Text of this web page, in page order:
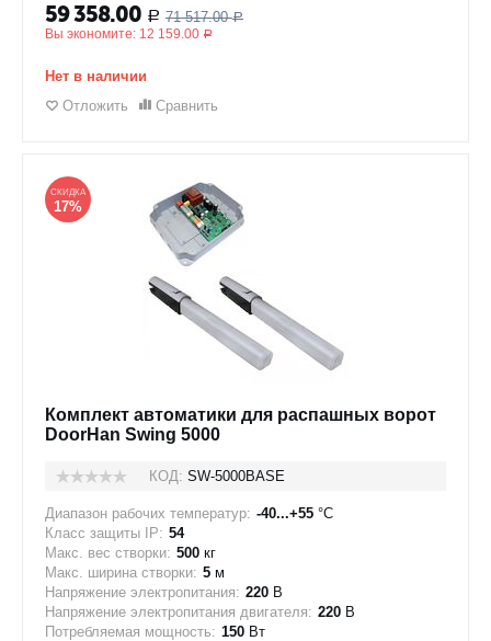
59 358.00 Р 71 517.00 Р
Вы экономите: 12 159.00 Р
Нет в наличии
Отложить
Сравнить
СКИДКА
17%
Комплект автоматики для распашных ворот
DoorHan Swing 5000
КОД: SW-5000BASE
Диапазон рабочих температур: -40...+55 °C
Класс защиты IP: 54
Макс. вес створки: 500 кг
Макс. ширина створки: 5 м
Напряжение электропитания: 220 В
Напряжение электропитания двигателя: 220 В
Потребляемая мощность: 150 Вт